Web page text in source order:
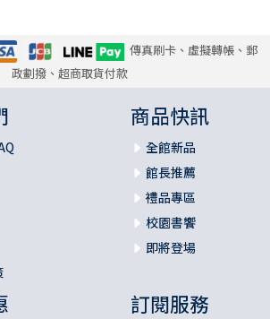
傳真刷卡、虛擬轉帳、郵
政劃撥、超商取貨付款
商品快訊
全館新品
館長推薦
禮品專區
校園書饗
即將登場
訂閱服務